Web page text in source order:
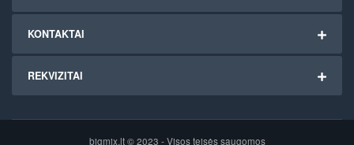
KONTAKTAI
REKVIZITAI
bigmix.lt © 2023 - Visos teisės saugomos